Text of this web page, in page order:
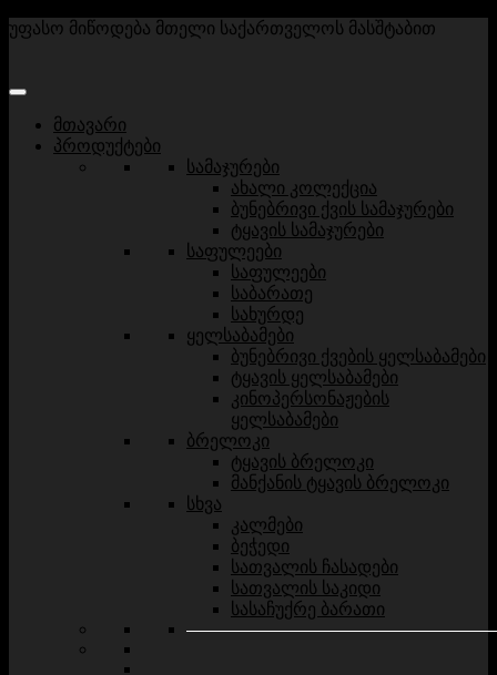
უფასო მიწოდება მთელი საქართველოს მასშტაბით
მთავარი
პროდუქტები
სამაჯურები
ახალი კოლექცია
ბუნებრივი ქვის სამაჯურები
ტყავის სამაჯურები
საფულეები
საფულეები
საბარათე
სახურდე
ყელსაბამები
ბუნებრივი ქვების ყელსაბამები
ტყავის ყელსაბამები
კინოპერსონაჟების
ყელსაბამები
ბრელოკი
ტყავის ბრელოკი
მანქანის ტყავის ბრელოკი
სხვა
კალმები
ბეჭედი
სათვალის ჩასადები
სათვალის საკიდი
სასაჩუქრე ბარათი